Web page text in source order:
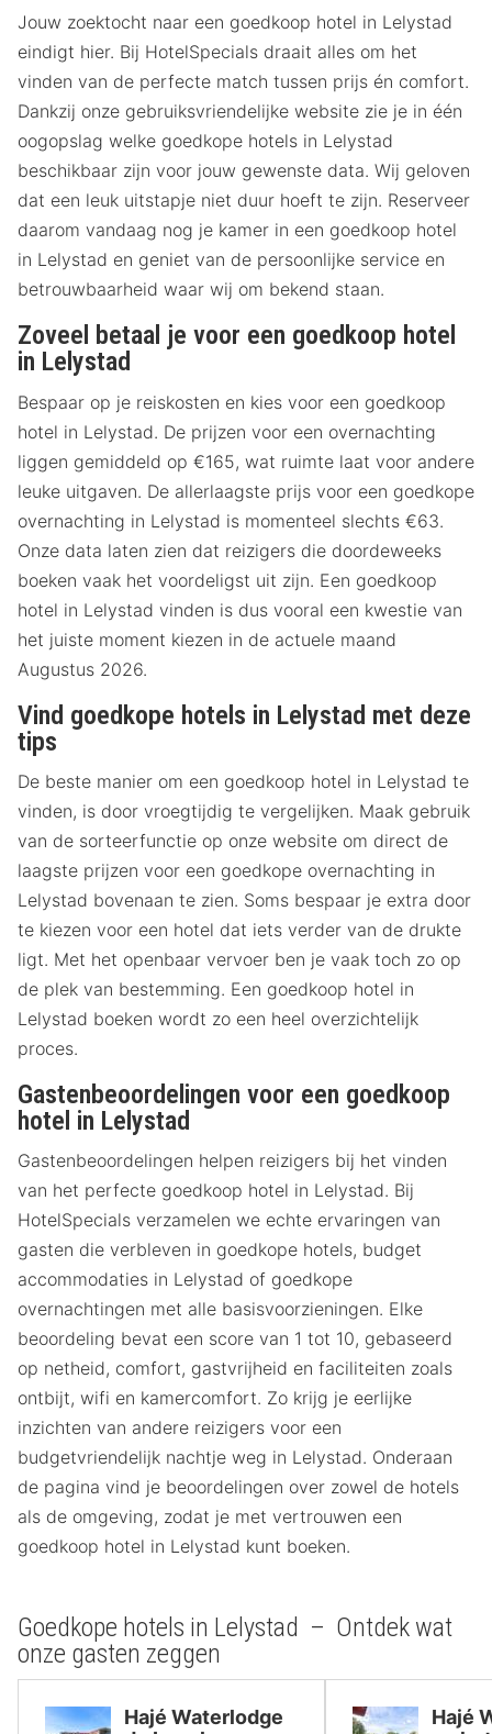
Jouw zoektocht naar een goedkoop hotel in Lelystad
eindigt hier. Bij HotelSpecials draait alles om het
vinden van de perfecte match tussen prijs én comfort.
Dankzij onze gebruiksvriendelijke website zie je in één
oogopslag welke goedkope hotels in Lelystad
beschikbaar zijn voor jouw gewenste data. Wij geloven
dat een leuk uitstapje niet duur hoeft te zijn. Reserveer
daarom vandaag nog je kamer in een goedkoop hotel
in Lelystad en geniet van de persoonlijke service en
betrouwbaarheid waar wij om bekend staan.
Zoveel betaal je voor een goedkoop hotel
in Lelystad
Bespaar op je reiskosten en kies voor een goedkoop
hotel in Lelystad. De prijzen voor een overnachting
liggen gemiddeld op €165, wat ruimte laat voor andere
leuke uitgaven. De allerlaagste prijs voor een goedkope
overnachting in Lelystad is momenteel slechts €63.
Onze data laten zien dat reizigers die doordeweeks
boeken vaak het voordeligst uit zijn. Een goedkoop
hotel in Lelystad vinden is dus vooral een kwestie van
het juiste moment kiezen in de actuele maand
Augustus 2026.
Vind goedkope hotels in Lelystad met deze
tips
De beste manier om een goedkoop hotel in Lelystad te
vinden, is door vroegtijdig te vergelijken. Maak gebruik
van de sorteerfunctie op onze website om direct de
laagste prijzen voor een goedkope overnachting in
Lelystad bovenaan te zien. Soms bespaar je extra door
te kiezen voor een hotel dat iets verder van de drukte
ligt. Met het openbaar vervoer ben je vaak toch zo op
de plek van bestemming. Een goedkoop hotel in
Lelystad boeken wordt zo een heel overzichtelijk
proces.
Gastenbeoordelingen voor een goedkoop
hotel in Lelystad
Gastenbeoordelingen helpen reizigers bij het vinden
van het perfecte goedkoop hotel in Lelystad. Bij
HotelSpecials verzamelen we echte ervaringen van
gasten die verbleven in goedkope hotels, budget
accommodaties in Lelystad of goedkope
overnachtingen met alle basisvoorzieningen. Elke
beoordeling bevat een score van 1 tot 10, gebaseerd
op netheid, comfort, gastvrijheid en faciliteiten zoals
ontbijt, wifi en kamercomfort. Zo krijg je eerlijke
inzichten van andere reizigers voor een
budgetvriendelijk nachtje weg in Lelystad. Onderaan
de pagina vind je beoordelingen over zowel de hotels
als de omgeving, zodat je met vertrouwen een
goedkoop hotel in Lelystad kunt boeken.
Goedkope hotels in Lelystad – Ontdek wat
onze gasten zeggen
Hajé Waterlodge
Hajé